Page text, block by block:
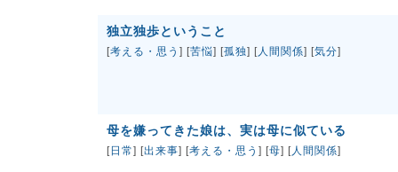
独立独歩ということ
[考える・思う ] [苦悩] [孤独] [人間関係] [気分]
母を嫌ってきた娘は、実は母に似ている
[日常] [出来事] [考える・思う ] [母] [人間関係]